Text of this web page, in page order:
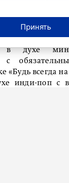
Багиров и
для
поп-
продолжает
духе
с
«Будь всегда
инди-поп с
Принять